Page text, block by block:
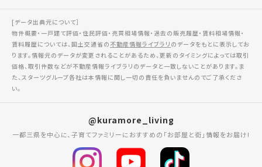
[データ出典元について］
物件概要・一戸建て評価・住民評価・売買相場情報・過去の販売履歴・賃料相場情報・
賃料履歴については、国土交通省の 不動産情報ライブラリ のデータをもとに表示してお
ります。情報元のデータが変更されることがあるため、更新のタイミングによっては取引
価格、取引件数などが不動産情報ライブラリのデータと一致しないことがあります。ま
た、スターツグループ各社は本情報に関し一切の責任を負いませんのでご了承くださ
い。
@kuramore_living
一都三県を中心に、子育てファミリーにおすすめの「お部屋と街」情報をお届け!